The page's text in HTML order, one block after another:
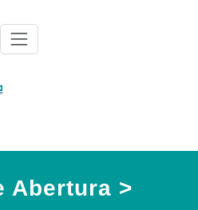
Abertura >